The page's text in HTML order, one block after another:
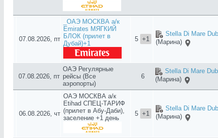
07.08.2026, пт
_ОАЭ МОСКВА а/к
Emirates МЯГКИЙ
БЛОК (прилет в
Дубай)+1
5 +1
Stella Di Mare
(Марина)
07.08.2026, пт
ОАЭ Регулярные
рейсы (Все
аэропорты)
6
Stella Di Mare
(Марина)
06.08.2026, чт
ОАЭ МОСКВА а/к
Etihad СПЕЦ-ТАРИФ
(прилет в Абу-Даби),
заселение +1 день
5 +1
Stella Di Mare
(Марина)